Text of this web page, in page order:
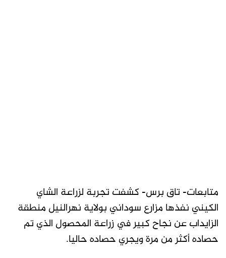
متابعات- تاق برس- كشفت تجربة لزراعة الشاي
الكيني نفذها مزارع سوداني بولاية نهرالنيل منطقة
الزايداب عن نجاح كبير في زراعة المحصول الذي تم
حصاده أكثر من مرة ويجري حصاده حاليا.